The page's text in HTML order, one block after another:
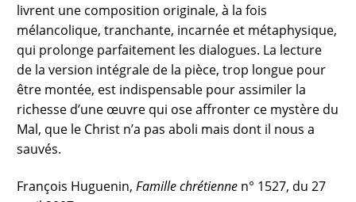
livrent une composition originale, à la fois
mélancolique, tranchante, incarnée et métaphysique,
qui prolonge parfaitement les dialogues. La lecture
de la version intégrale de la pièce, trop longue pour
être montée, est indispensable pour assimiler la
richesse d’une œuvre qui ose affronter ce mystère du
Mal, que le Christ n’a pas aboli mais dont il nous a
sauvés.
François Huguenin,Famille chrétienne n° 1527, du 27